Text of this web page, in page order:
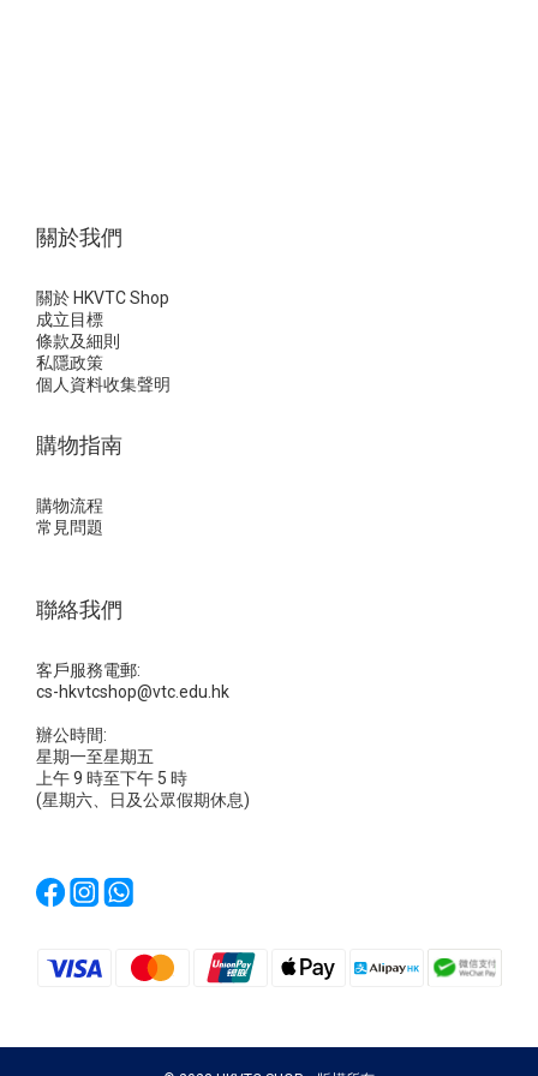
關於我們
關於 HKVTC Shop
成立目標
條款及細則
私隱政策
個人資料收集聲明
購物指南
購物流程
常見問題
聯絡我們
客戶服務電郵:
cs-hkvtcshop@vtc.edu.hk
辦公時間:
星期一至星期五
上午 9 時至下午 5 時
(星期六、日及公眾假期休息)